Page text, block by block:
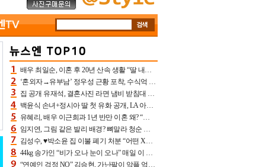
배우 최일순, 이혼 후 20년 산속 생활 “딸 내가 버렸다고 원망‥맘 아파”(특종)[어제TV]
‘혼외자→유부남’ 정우성 근황 포착, 수식억 해킹 피해 후배 만났다 “존경하는”
집 공개 유재석, 결혼사진 라면 냄비 받침대 되고 분노‥가족사진도 피해(놀뭐)[어제TV]
백윤식 손녀+정시아 딸 첫 유화 공개, LA 아트쇼→서울국제조각페스타 작가다운 수준급 실력
유혜리, 배우 이근희과 1년 반만 이혼 왜? “식칼 꽂고 의자 던져” 충격 폭로(특종)[어제TV]
임지연, 그림 같은 발리 배경? 뼈말라 청순 비키니 핏에 상대 안 되네
김성수, ♥박소윤 집 이불 폐기 처분 “어떤 X이랑 썼을지 몰라” 질투(신랑수업2)[어제TV]
44kg 송가인 “비가 오나 눈이 오나” 매일 이 운동, 허벅지 근육량 상승+체지방 감소
“연예인 걱정 NO” 김승현, 가난팔이 악플 억울할만‥아내+딸과 日 여행